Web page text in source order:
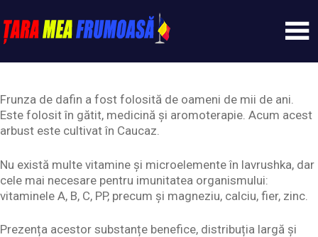
to
content
Tarameafrumoasa
Frunza de dafin a fost folosită de oameni de mii de ani.
Este folosit în gătit, medicină și aromoterapie. Acum acest
arbust este cultivat în Caucaz.
Nu există multe vitamine și microelemente în lavrushka, dar
cele mai necesare pentru imunitatea organismului:
vitaminele A, B, C, PP, precum și magneziu, calciu, fier, zinc.
Prezența acestor substanțe benefice, distribuția largă și